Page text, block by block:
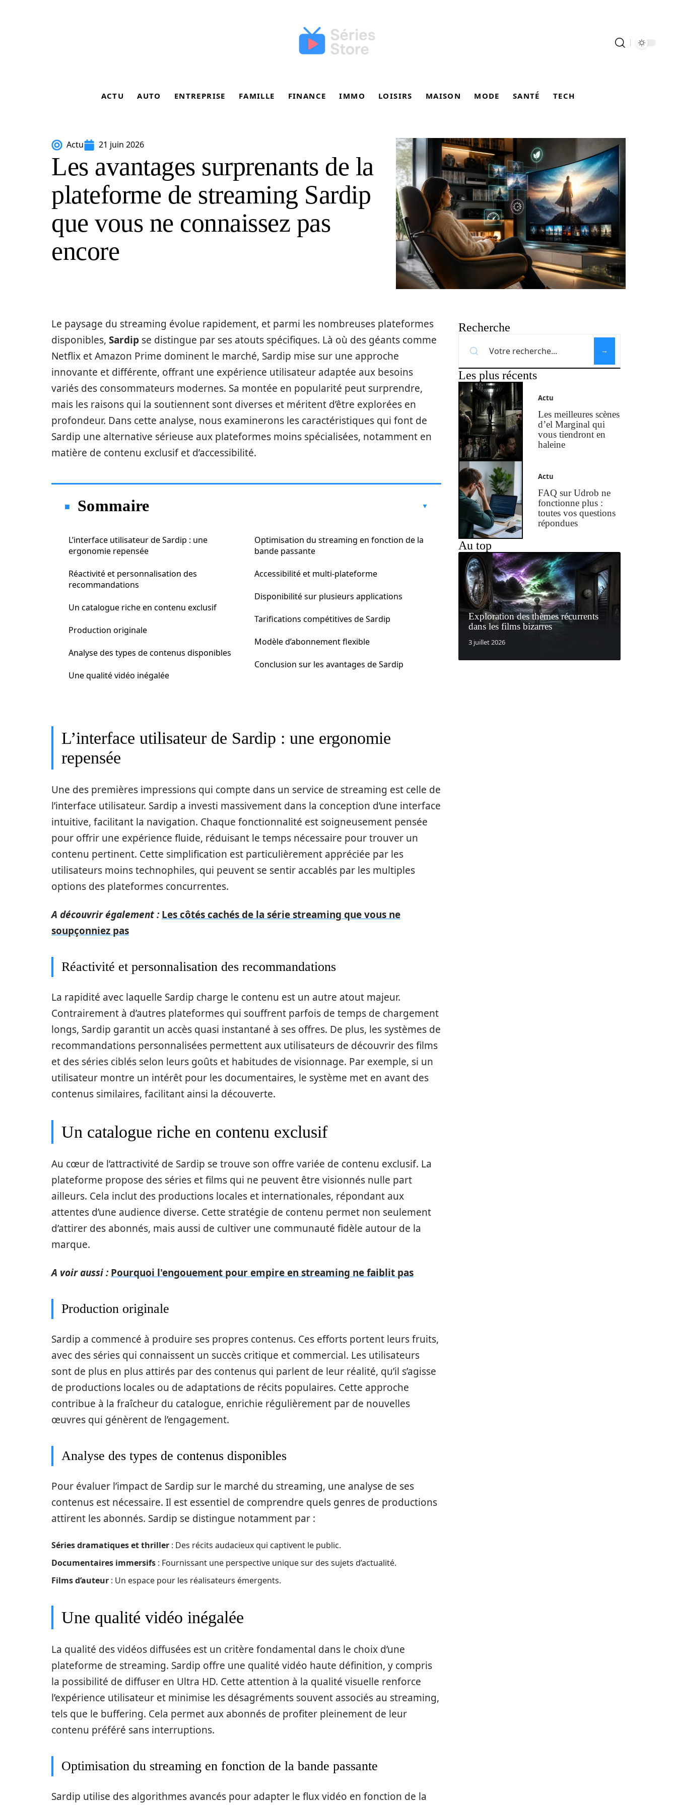
ACTU AUTO ENTREPRISE FAMILLE FINANCE IMMO LOISIRS MAISON MODE SANTÉ TECH
Actu 21 juin 2026
Les avantages surprenants de la
plateforme de streaming Sardip
que vous ne connaissez pas
encore
Le paysage du streaming évolue rapidement, et parmi les nombreuses plateformes
disponibles, Sardip se distingue par ses atouts spécifiques. Là où des géants comme
Netflix et Amazon Prime dominent le marché, Sardip mise sur une approche
innovante et différente, offrant une expérience utilisateur adaptée aux besoins
variés des consommateurs modernes. Sa montée en popularité peut surprendre,
mais les raisons qui la soutiennent sont diverses et méritent d’être explorées en
profondeur. Dans cette analyse, nous examinerons les caractéristiques qui font de
Sardip une alternative sérieuse aux plateformes moins spécialisées, notamment en
matière de contenu exclusif et d’accessibilité.
Sommaire
L’interface utilisateur de Sardip : une
ergonomie repensée
Réactivité et personnalisation des
recommandations
Un catalogue riche en contenu exclusif
Production originale
Analyse des types de contenus disponibles
Une qualité vidéo inégalée
Optimisation du streaming en fonction de la
bande passante
Accessibilité et multi-plateforme
Disponibilité sur plusieurs applications
Tarifications compétitives de Sardip
Modèle d’abonnement flexible
Conclusion sur les avantages de Sardip
L’interface utilisateur de Sardip : une ergonomie
repensée
Une des premières impressions qui compte dans un service de streaming est celle de
l’interface utilisateur. Sardip a investi massivement dans la conception d’une interface
intuitive, facilitant la navigation. Chaque fonctionnalité est soigneusement pensée
pour offrir une expérience fluide, réduisant le temps nécessaire pour trouver un
contenu pertinent. Cette simplification est particulièrement appréciée par les
utilisateurs moins technophiles, qui peuvent se sentir accablés par les multiples
options des plateformes concurrentes.
A découvrir également : Les côtés cachés de la série streaming que vous ne
soupçonniez pas
Réactivité et personnalisation des recommandations
La rapidité avec laquelle Sardip charge le contenu est un autre atout majeur.
Contrairement à d’autres plateformes qui souffrent parfois de temps de chargement
longs, Sardip garantit un accès quasi instantané à ses offres. De plus, les systèmes de
recommandations personnalisées permettent aux utilisateurs de découvrir des films
et des séries ciblés selon leurs goûts et habitudes de visionnage. Par exemple, si un
utilisateur montre un intérêt pour les documentaires, le système met en avant des
contenus similaires, facilitant ainsi la découverte.
Un catalogue riche en contenu exclusif
Au cœur de l’attractivité de Sardip se trouve son offre variée de contenu exclusif. La
plateforme propose des séries et films qui ne peuvent être visionnés nulle part
ailleurs. Cela inclut des productions locales et internationales, répondant aux
attentes d’une audience diverse. Cette stratégie de contenu permet non seulement
d’attirer des abonnés, mais aussi de cultiver une communauté fidèle autour de la
marque.
A voir aussi : Pourquoi l'engouement pour empire en streaming ne faiblit pas
Production originale
Sardip a commencé à produire ses propres contenus. Ces efforts portent leurs fruits,
avec des séries qui connaissent un succès critique et commercial. Les utilisateurs
sont de plus en plus attirés par des contenus qui parlent de leur réalité, qu’il s’agisse
de productions locales ou de adaptations de récits populaires. Cette approche
contribue à la fraîcheur du catalogue, enrichie régulièrement par de nouvelles
œuvres qui génèrent de l’engagement.
Analyse des types de contenus disponibles
Pour évaluer l’impact de Sardip sur le marché du streaming, une analyse de ses
contenus est nécessaire. Il est essentiel de comprendre quels genres de productions
attirent les abonnés. Sardip se distingue notamment par :
Séries dramatiques et thriller : Des récits audacieux qui captivent le public.
Documentaires immersifs : Fournissant une perspective unique sur des sujets d’actualité.
Films d’auteur : Un espace pour les réalisateurs émergents.
Une qualité vidéo inégalée
La qualité des vidéos diffusées est un critère fondamental dans le choix d’une
plateforme de streaming. Sardip offre une qualité vidéo haute définition, y compris
la possibilité de diffuser en Ultra HD. Cette attention à la qualité visuelle renforce
l’expérience utilisateur et minimise les désagréments souvent associés au streaming,
tels que le buffering. Cela permet aux abonnés de profiter pleinement de leur
contenu préféré sans interruptions.
Optimisation du streaming en fonction de la bande passante
Sardip utilise des algorithmes avancés pour adapter le flux vidéo en fonction de la
Recherche
Les plus récents
Actu
Les meilleures scènes
d’el Marginal qui
vous tiendront en
haleine
Actu
FAQ sur Udrob ne
fonctionne plus :
toutes vos questions
répondues
Au top
Exploration des thèmes récurrents
dans les films bizarres
3 juillet 2026